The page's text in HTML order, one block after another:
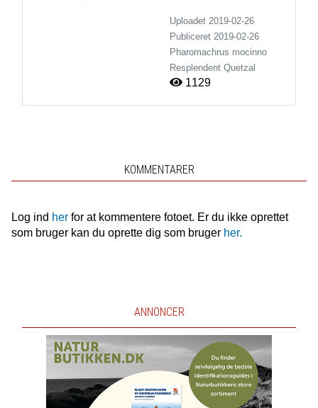
Uploadet 2019-02-26
Publiceret 2019-02-26
Pharomachrus mocinno
Resplendent Quetzal
1129
KOMMENTARER
Log ind herfor at kommentere fotoet. Er du ikke oprettet
som bruger kan du oprette dig som bruger her.
ANNONCER